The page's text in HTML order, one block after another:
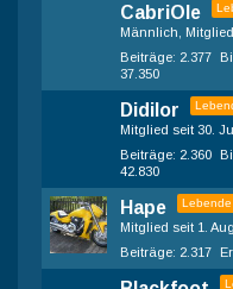
CabriOle
Männlich
Beiträge 2.377
37.350
Didilor
Mitglied seit 30.
Beiträge 2.360
42.830
Hape
Mitglied seit 1.
Beiträge 2.317